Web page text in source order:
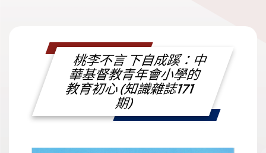
桃李不言 下自成蹊：中
華基督教青年會小學的
教育初心 (知識雜誌171
期)